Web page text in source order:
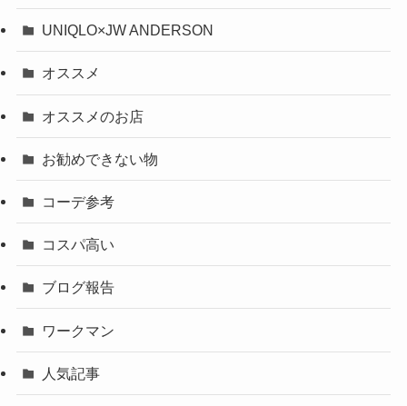
UNIQLO×JW ANDERSON
オススメ
オススメのお店
お勧めできない物
コーデ参考
コスパ高い
ブログ報告
ワークマン
人気記事